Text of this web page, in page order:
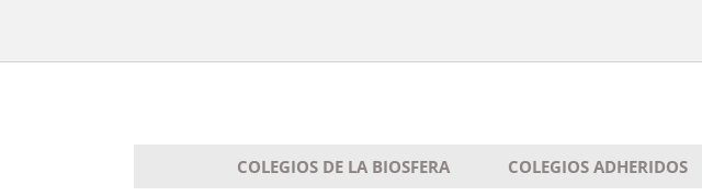
COLEGIOS DE LA BIOSFERA COLEGIOS ADHERIDOS